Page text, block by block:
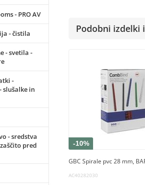
- PRO AV
- čistila
- svetila -
-
slušalke in
- sredstva
pred
Podobni izdelki
-10%
GBC Spirale pvc 28 mm,
AC40282030